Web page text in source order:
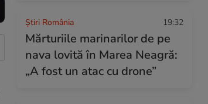
Știri România 19:32
Mărturiile marinarilor de pe
nava lovită în Marea Neagră:
„A fost un atac cu drone”